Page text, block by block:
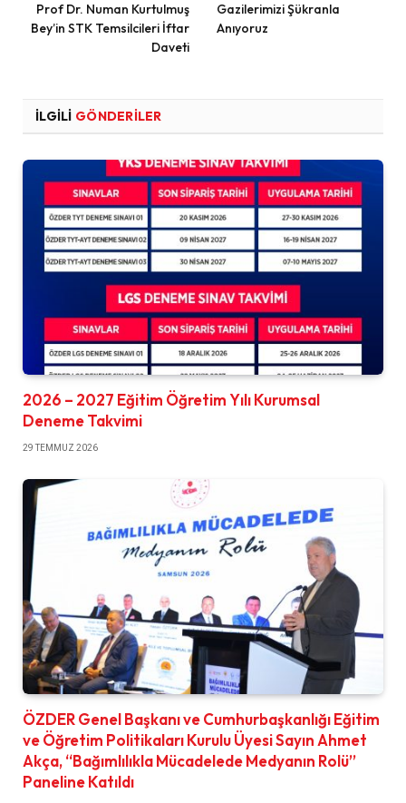
Prof Dr. Numan Kurtulmuş
Bey’in STK Temsilcileri İftar
Daveti
Gazilerimizi Şükranla
Anıyoruz
İLGILI GÖNDERILER
2026 – 2027 Eğitim Öğretim Yılı Kurumsal
Deneme Takvimi
29 TEMMUZ 2026
ÖZDER Genel Başkanı ve Cumhurbaşkanlığı Eğitim
ve Öğretim Politikaları Kurulu Üyesi Sayın Ahmet
Akça, “Bağımlılıkla Mücadelede Medyanın Rolü”
Paneline Katıldı